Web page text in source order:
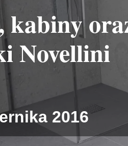
kabiny
Novellini
2016